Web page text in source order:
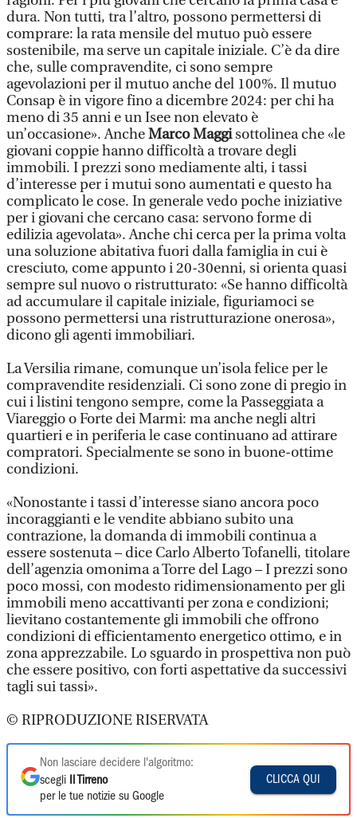
dura. Non tutti, tra l’altro, possono permettersi di
comprare: la rata mensile del mutuo può essere
sostenibile, ma serve un capitale iniziale. C’è da dire
che, sulle compravendite, ci sono sempre
agevolazioni per il mutuo anche del 100%. Il mutuo
Consap è in vigore fino a dicembre 2024: per chi ha
meno di 35 anni e un Isee non elevato è
un’occasione». AncheMarco Maggisottolinea che «le
giovani coppie hanno difficoltà a trovare degli
immobili. I prezzi sono mediamente alti, i tassi
d’interesse per i mutui sono aumentati e questo ha
complicato le cose. In generale vedo poche iniziative
per i giovani che cercano casa: servono forme di
edilizia agevolata». Anche chi cerca per la prima volta
una soluzione abitativa fuori dalla famiglia in cui è
cresciuto, come appunto i 20-30enni, si orienta quasi
sempre sul nuovo o ristrutturato: «Se hanno difficoltà
ad accumulare il capitale iniziale, figuriamoci se
possono permettersi una ristrutturazione onerosa»,
dicono gli agenti immobiliari.
La Versilia rimane, comunque un’isola felice per le
compravendite residenziali. Ci sono zone di pregio in
cui i listini tengono sempre, come la Passeggiata a
Viareggio o Forte dei Marmi: ma anche negli altri
quartieri e in periferia le case continuano ad attirare
compratori. Specialmente se sono in buone-ottime
condizioni.
«Nonostante i tassi d’interesse siano ancora poco
incoraggianti e le vendite abbiano subito una
contrazione, la domanda di immobili continua a
essere sostenuta – dice Carlo Alberto Tofanelli, titolare
dell’agenzia omonima a Torre del Lago – I prezzi sono
poco mossi, con modesto ridimensionamento per gli
immobili meno accattivanti per zona e condizioni;
lievitano costantemente gli immobili che offrono
condizioni di efficientamento energetico ottimo, e in
zona apprezzabile. Lo sguardo in prospettiva non può
che essere positivo, con forti aspettative da successivi
tagli sui tassi».
© RIPRODUZIONE RISERVATA
Non lasciare decidere l'algoritmo:
scegli
Il Tirreno
per le tue notizie su Google
CLICCA QUI